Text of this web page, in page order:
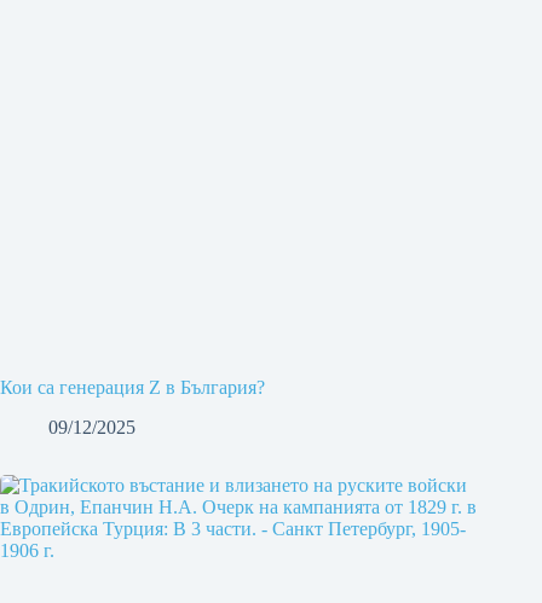
Кои са генерация Z в България?
09/12/2025